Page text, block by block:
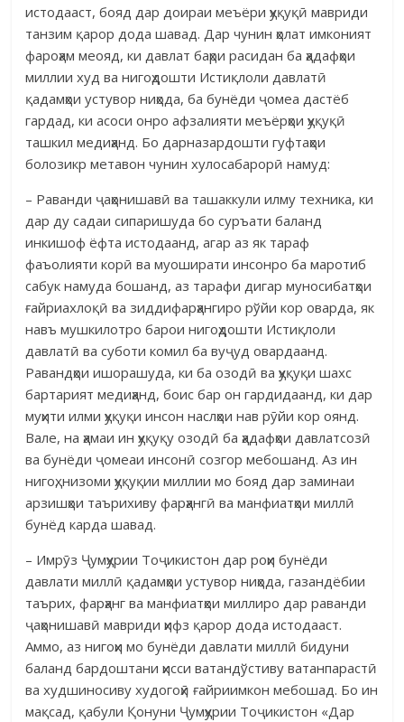
истодааст, бояд дар доираи меъёри ҳуқуқӣ мавриди
танзим қарор дода шавад. Дар чунин ҳолат имконият
фароҳам меояд, ки давлат баҳри расидан ба ҳадафҳои
миллии худ ва нигоҳдошти Истиқлоли давлатӣ
қадамҳои устувор ниҳода, ба бунёди ҷомеа дастёб
гардад, ки асоси онро афзалияти меъёрҳои ҳуқуқӣ
ташкил медиҳанд. Бо дарназардошти гуфтаҳои
болозикр метавон чунин хулосабарорӣ намуд:
– Раванди ҷаҳонишавӣ ва ташаккули илму техника, ки
дар ду садаи сипаришуда бо суръати баланд
инкишоф ёфта истодаанд, агар аз як тараф
фаъолияти корӣ ва муоширати инсонро ба маротиб
сабук намуда бошанд, аз тарафи дигар муносибатҳои
ғайриахлоқӣ ва зиддифарҳангиро рўйи кор оварда, як
навъ мушкилотро барои нигоҳдошти Истиқлоли
давлатӣ ва суботи комил ба вуҷуд овардаанд.
Равандҳои ишорашуда, ки ба озодӣ ва ҳуқуқи шахс
бартарият медиҳанд, боис бар он гардидаанд, ки дар
муҳити илми ҳуқуқи инсон наслҳои нав рӯйи кор оянд.
Вале, на ҳамаи ин ҳуқуқу озодӣ ба ҳадафҳои давлатсозӣ
ва бунёди ҷомеаи инсонӣ созгор мебошанд. Аз ин
нигоҳ, низоми ҳуқуқии миллии мо бояд дар заминаи
арзишҳои таърихиву фарҳангӣ ва манфиатҳои миллӣ
бунёд карда шавад.
– Имрӯз Ҷумҳурии Тоҷикистон дар роҳи бунёди
давлати миллӣ қадамҳои устувор ниҳода, газандёбии
таърих, фарҳанг ва манфиатҳои миллиро дар раванди
ҷаҳонишавӣ мавриди ҳифз қарор дода истодааст.
Аммо, аз нигоҳи мо бунёди давлати миллӣ бидуни
баланд бардоштани ҳисси ватандўстиву ватанпарастӣ
ва худшиносиву худогоҳӣ ғайриимкон мебошад. Бо ин
мақсад, қабули Қонуни Ҷумҳурии Тоҷикистон «Дар